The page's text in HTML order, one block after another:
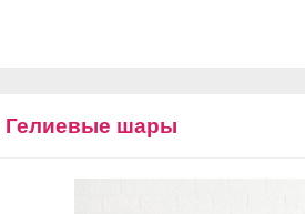
Гелиевые шары